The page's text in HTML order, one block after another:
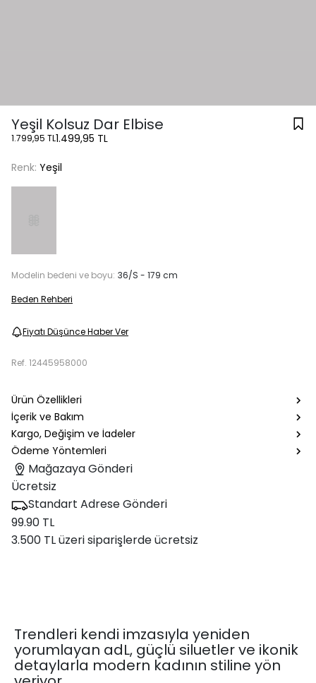
Yeşil Kolsuz Dar Elbise
1.799,95 TL1.499,95 TL
Renk: Yeşil
Modelin bedeni ve boyu: 36/S - 179 cm
Beden Rehberi
Fiyatı Düşünce Haber Ver
Ref. 12445958000
Ürün Özellikleri
İçerik ve Bakım
Kargo, Değişim ve İadeler
Ödeme Yöntemleri
Mağazaya Gönderi
Ücretsiz
Standart Adrese Gönderi
99.90 TL
3.500 TL üzeri siparişlerde ücretsiz
Trendleri kendi imzasıyla yeniden
yorumlayan adL, güçlü siluetler ve ikonik
detaylarla modern kadının stiline yön